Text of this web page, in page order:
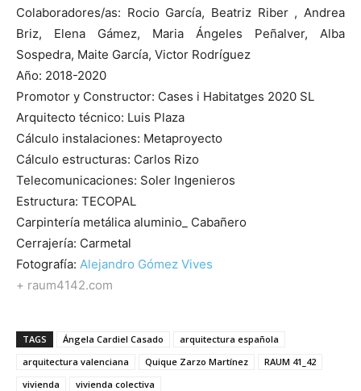
Colaboradores/as: Rocio García, Beatriz Riber , Andrea
Briz, Elena Gámez, Maria Ángeles Peñalver, Alba
Sospedra, Maite García, Victor Rodríguez
Año: 2018-2020
Promotor y Constructor: Cases i Habitatges 2020 SL
Arquitecto técnico: Luis Plaza
Cálculo instalaciones: Metaproyecto
Cálculo estructuras: Carlos Rizo
Telecomunicaciones: Soler Ingenieros
Estructura: TECOPAL
Carpintería metálica aluminio_ Cabañero
Cerrajería: Carmetal
Fotografía: Alejandro Gómez Vives
+ raum4142.com
TAGS Ángela Cardiel Casado
arquitectura española
arquitectura valenciana
Quique Zarzo Martínez
RAUM 41_42
vivienda
vivienda colectiva